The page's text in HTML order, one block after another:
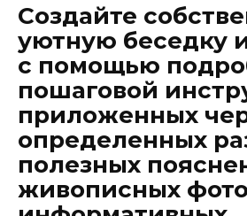
Создайте
уютную беседку
с помощью
пошаговой
приложенных
определенных
полезных
живописных